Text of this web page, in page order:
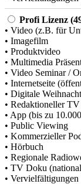
Profi Lizenz
• Video (z.B. für
• Imagefilm
• Produktvideo
• Multimedia
• Video Seminar /
• Internetseite
• Digitale
• Redaktioneller
• App (bis zu
• Public Viewing
• Kommerzieller
• Hörbuch
• Regionale
• TV Doku
•